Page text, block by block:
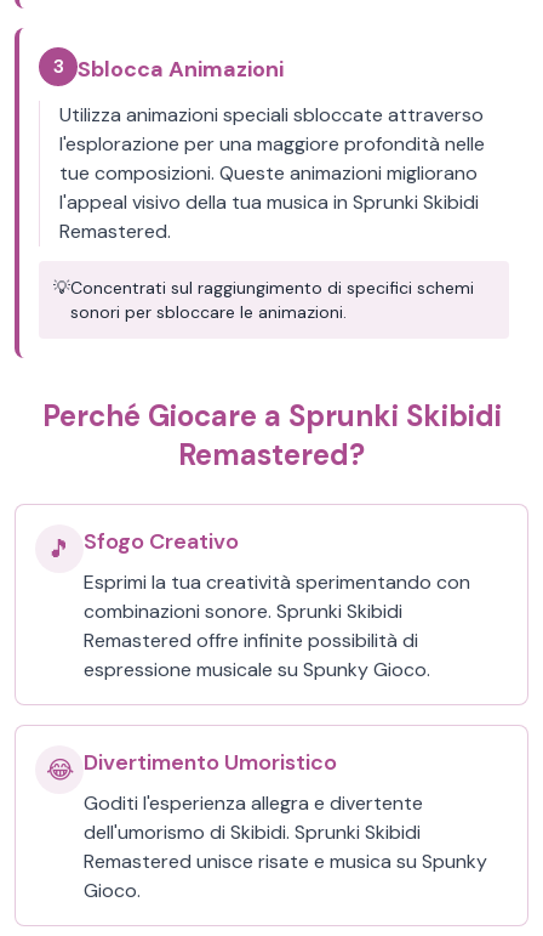
3 Sblocca Animazioni
Utilizza animazioni speciali sbloccate attraverso
l'esplorazione per una maggiore profondità nelle
tue composizioni. Queste animazioni migliorano
l'appeal visivo della tua musica in Sprunki Skibidi
Remastered.
💡Concentrati sul raggiungimento di specifici schemi
sonori per sbloccare le animazioni.
Perché Giocare a Sprunki Skibidi
Remastered?
🎵 Sfogo Creativo
Esprimi la tua creatività sperimentando con
combinazioni sonore. Sprunki Skibidi
Remastered offre infinite possibilità di
espressione musicale su Spunky Gioco.
😂 Divertimento Umoristico
Goditi l'esperienza allegra e divertente
dell'umorismo di Skibidi. Sprunki Skibidi
Remastered unisce risate e musica su Spunky
Gioco.